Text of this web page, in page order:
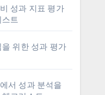
성과 지표 평가
트
위한 성과 평가
서 성과 분석을